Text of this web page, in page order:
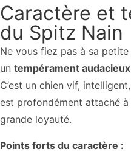
Caractère et
du Spitz Nain
Ne vous fiez pas à sa
un tempérament
C’est un chien vif,
est profondément attaché
grande loyauté.
Points forts du caractère :